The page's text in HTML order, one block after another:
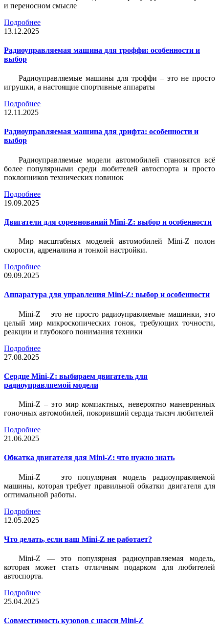
и переносном смысле
Подробнее
13.12.2025
Радиоуправляемая машина для троффи: особенности и
выбор
Радиоуправляемые машины для троффи – это не просто
игрушки, а настоящие спортивные аппараты
Подробнее
12.11.2025
Радиоуправляемая машина для дрифта: особенности и
выбор
Радиоуправляемые модели автомобилей становятся всё
более популярными среди любителей автоспорта и просто
поклонников технических новинок
Подробнее
19.09.2025
Двигатели для соревнований Mini-Z: выбор и особенности
Мир масштабных моделей автомобилей Mini-Z полон
скорости, адреналина и тонкой настройки.
Подробнее
09.09.2025
Аппаратура для управления Mini-Z: выбор и особенности
Mini-Z – это не просто радиоуправляемые машинки, это
целый мир микроскопических гонок, требующих точности,
реакции и глубокого понимания техники
Подробнее
27.08.2025
Сердце Mini-Z: выбираем двигатель для
радиоуправляемой модели
Mini-Z – это мир компактных, невероятно маневренных
гоночных автомобилей, покоривший сердца тысяч любителей
Подробнее
21.06.2025
Обкатка двигателя для Mini-Z: что нужно знать
Mini-Z — это популярная модель радиоуправляемой
машины, которая требует правильной обкатки двигателя для
оптимальной работы.
Подробнее
12.05.2025
Что делать, если ваш Mini-Z не работает?
Mini-Z — это популярная радиоуправляемая модель,
которая может стать отличным подарком для любителей
автоспорта.
Подробнее
25.04.2025
Совместимость кузовов с шасси Mini-Z